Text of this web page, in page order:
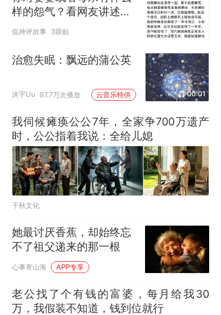
样的怨气？看网友讲述真
是一个比一个窒息
侃神评故事 3跟贴
治愈失眠：飘远的蒲公英
沐宇Uu 97.7万次播放 云音乐特供 00:01
我伺候瘫痪公公7年，全家争700万遗产
时，公公指着我说：全给儿媳
千秋文化
她最讨厌香蕉，却始终忘
不了祖父递来的那一根
心事寄山海 APP专享
老公找了个有钱的富婆，每月给我30
万，我假装不知道，钱到位就行